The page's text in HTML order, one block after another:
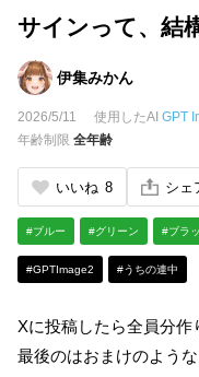
サインって、結
伊集みかん
2026/5/11 使用したAI GPT
年齢制限 全年齢
いいね 8 シェ
#ブルー #グリーン #ブラ
#GPTImage2 #うちの連中
Xに投稿したら全員分作
最後のはおまけのよう